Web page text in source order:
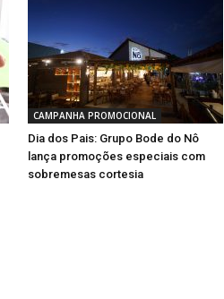
CAMPANHA PROMOCIONAL
Dia dos Pais: Grupo Bode do Nô
lança promoções especiais com
sobremesas cortesia